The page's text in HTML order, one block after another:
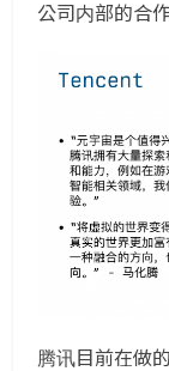
公司内部的合
腾讯目前在做